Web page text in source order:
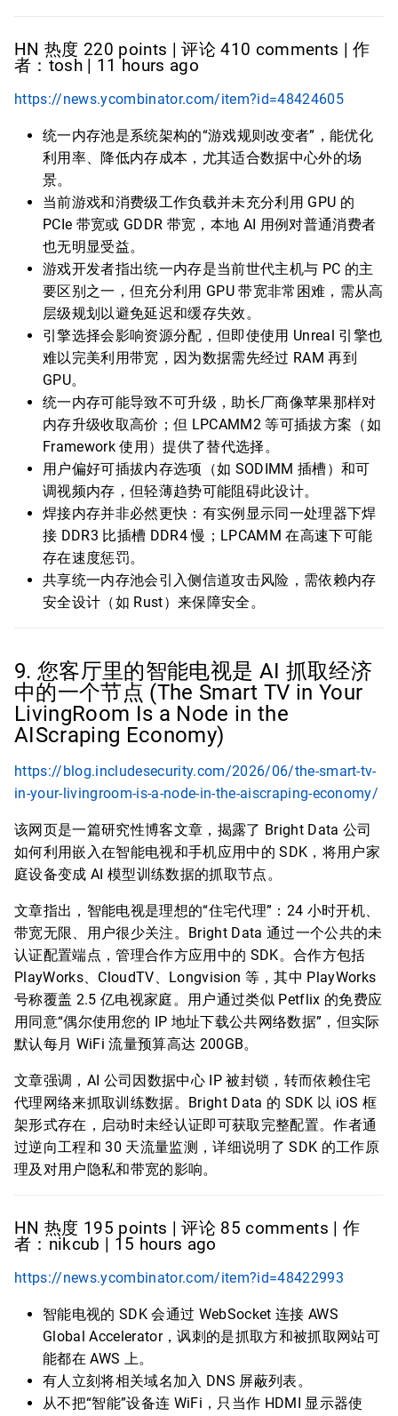
HN 热度 220 points | 评论 410 comments | 作
者：tosh | 11 hours ago
https://news.ycombinator.com/item?id=48424605
统一内存池是系统架构的“游戏规则改变者”，能优化
利用率、降低内存成本，尤其适合数据中心外的场
景。
当前游戏和消费级工作负载并未充分利用 GPU 的
PCIe 带宽或 GDDR 带宽，本地 AI 用例对普通消费者
也无明显受益。
游戏开发者指出统一内存是当前世代主机与 PC 的主
要区别之一，但充分利用 GPU 带宽非常困难，需从高
层级规划以避免延迟和缓存失效。
引擎选择会影响资源分配，但即使使用 Unreal 引擎也
难以完美利用带宽，因为数据需先经过 RAM 再到
GPU。
统一内存可能导致不可升级，助长厂商像苹果那样对
内存升级收取高价；但 LPCAMM2 等可插拔方案（如
Framework 使用）提供了替代选择。
用户偏好可插拔内存选项（如 SODIMM 插槽）和可
调视频内存，但轻薄趋势可能阻碍此设计。
焊接内存并非必然更快：有实例显示同一处理器下焊
接 DDR3 比插槽 DDR4 慢；LPCAMM 在高速下可能
存在速度惩罚。
共享统一内存池会引入侧信道攻击风险，需依赖内存
安全设计（如 Rust）来保障安全。
9. 您客厅里的智能电视是 AI 抓取经济
中的一个节点 (The Smart TV in Your
LivingRoom Is a Node in the
AIScraping Economy)
https://blog.includesecurity.com/2026/06/the-smart-tv-
in-your-livingroom-is-a-node-in-the-aiscraping-economy/
该网页是一篇研究性博客文章，揭露了 Bright Data 公司
如何利用嵌入在智能电视和手机应用中的 SDK，将用户家
庭设备变成 AI 模型训练数据的抓取节点。
文章指出，智能电视是理想的“住宅代理”：24 小时开机、
带宽无限、用户很少关注。Bright Data 通过一个公共的未
认证配置端点，管理合作方应用中的 SDK。合作方包括
PlayWorks、CloudTV、Longvision 等，其中 PlayWorks
号称覆盖 2.5 亿电视家庭。用户通过类似 Petflix 的免费应
用同意“偶尔使用您的 IP 地址下载公共网络数据”，但实际
默认每月 WiFi 流量预算高达 200GB。
文章强调，AI 公司因数据中心 IP 被封锁，转而依赖住宅
代理网络来抓取训练数据。Bright Data 的 SDK 以 iOS 框
架形式存在，启动时未经认证即可获取完整配置。作者通
过逆向工程和 30 天流量监测，详细说明了 SDK 的工作原
理及对用户隐私和带宽的影响。
HN 热度 195 points | 评论 85 comments | 作
者：nikcub | 15 hours ago
https://news.ycombinator.com/item?id=48422993
智能电视的 SDK 会通过 WebSocket 连接 AWS
Global Accelerator，讽刺的是抓取方和被抓取网站可
能都在 AWS 上。
有人立刻将相关域名加入 DNS 屏蔽列表。
从不把“智能”设备连 WiFi，只当作 HDMI 显示器使